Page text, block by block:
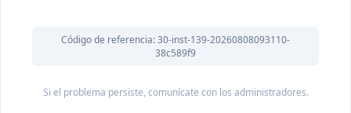
Código de referencia: 30-inst-139-20260808093110-
38c589f9
Si el problema persiste, comunícate con los administradores.